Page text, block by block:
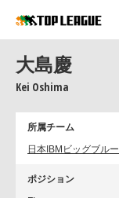
コラム
大島慶
Kei Oshima
所属チーム
日本IBMビッグブルー
ポジション